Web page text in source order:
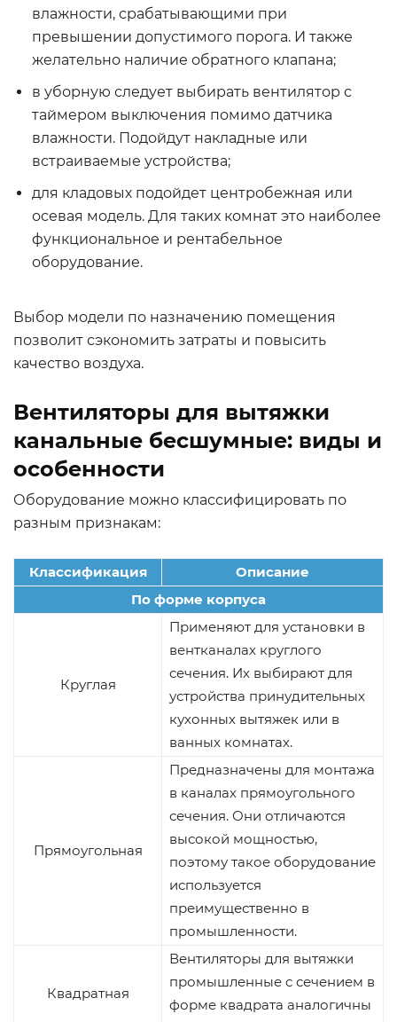
влажности, срабатывающими при
превышении допустимого порога. И также
желательно наличие обратного клапана;
в уборную следует выбирать вентилятор с
таймером выключения помимо датчика
влажности. Подойдут накладные или
встраиваемые устройства;
для кладовых подойдет центробежная или
осевая модель. Для таких комнат это наиболее
функциональное и рентабельное
оборудование.
Выбор модели по назначению помещения
позволит сэкономить затраты и повысить
качество воздуха.
Вентиляторы для вытяжки
канальные бесшумные: виды и
особенности
Оборудование можно классифицировать по
разным признакам:
Классификация
Описание
По форме корпуса
Круглая
Применяют для установки в
вентканалах круглого
сечения. Их выбирают для
устройства принудительных
кухонных вытяжек или в
ванных комнатах.
Прямоугольная
Предназначены для монтажа
в каналах прямоугольного
сечения. Они отличаются
высокой мощностью,
поэтому такое оборудование
используется
преимущественно в
промышленности.
Квадратная
Вентиляторы для вытяжки
промышленные с сечением в
форме квадрата аналогичны